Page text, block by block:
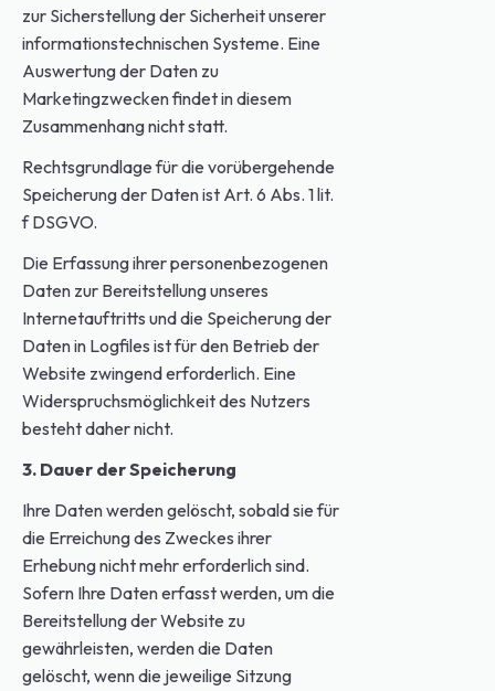
zur Sicherstellung der Sicherheit unserer
informationstechnischen Systeme. Eine
Auswertung der Daten zu
Marketingzwecken findet in diesem
Zusammenhang nicht statt.
Rechtsgrundlage für die vorübergehende
Speicherung der Daten ist Art. 6 Abs. 1 lit.
f DSGVO.
Die Erfassung ihrer personenbezogenen
Daten zur Bereitstellung unseres
Internetauftritts und die Speicherung der
Daten in Logfiles ist für den Betrieb der
Website zwingend erforderlich. Eine
Widerspruchsmöglichkeit des Nutzers
besteht daher nicht.
3. Dauer der Speicherung
Ihre Daten werden gelöscht, sobald sie für
die Erreichung des Zweckes ihrer
Erhebung nicht mehr erforderlich sind.
Sofern Ihre Daten erfasst werden, um die
Bereitstellung der Website zu
gewährleisten, werden die Daten
gelöscht, wenn die jeweilige Sitzung